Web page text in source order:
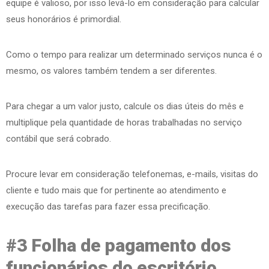
equipe é valioso, por isso levá-lo em consideração para calcular
seus honorários é primordial.
Como o tempo para realizar um determinado serviços nunca é o
mesmo, os valores também tendem a ser diferentes.
Para chegar a um valor justo, calcule os dias úteis do mês e
multiplique pela quantidade de horas trabalhadas no serviço
contábil que será cobrado.
Procure levar em consideração telefonemas, e-mails, visitas do
cliente e tudo mais que for pertinente ao atendimento e
execução das tarefas para fazer essa precificação.
#3 Folha de pagamento dos